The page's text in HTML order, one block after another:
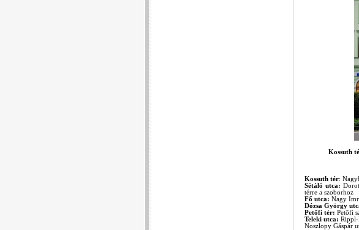
Kossuth
Kossuth tér:
Sétáló utca:
térre a szoborhoz
Fő utca: Nagy
Dózsa György
Petőfi tér: Petőfi
Teleki utca: Rippl-
Noszlopy Gáspár